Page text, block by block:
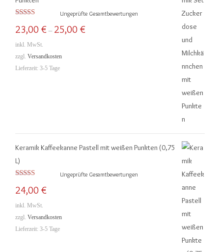
5.00von 5
Ungeprüfte Gesamtbewertungen
23,00 € – 25,00 €
inkl. MwSt.
zzgl. Versandkosten
Lieferzeit: 3-5 Tage
Keramik Kaffeekanne Pastell mit weißen Punkten (0,75
L)
5.00von 5
Ungeprüfte Gesamtbewertungen
24,00 €
inkl. MwSt.
zzgl. Versandkosten
Lieferzeit: 3-5 Tage